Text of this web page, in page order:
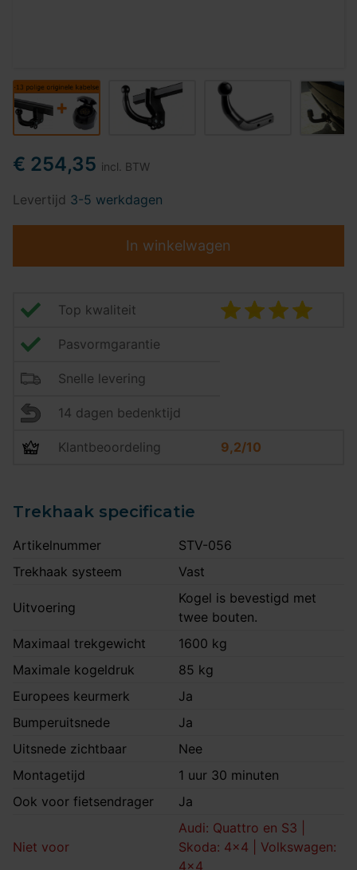
€ 254,35 incl. BTW
Levertijd 3-5 werkdagen
In winkelwagen
Top kwaliteit
Pasvormgarantie
Snelle levering
14 dagen bedenktijd
Klantbeoordeling 9,2/10
Trekhaak specificatie
Artikelnummer
STV-056
Trekhaak systeem
Vast
Uitvoering
Kogel is bevestigd met
twee bouten.
Maximaal trekgewicht
1600 kg
Maximale kogeldruk
85 kg
Europees keurmerk
Ja
Bumperuitsnede
Ja
Uitsnede zichtbaar
Nee
Montagetijd
1 uur 30 minuten
Ook voor fietsendrager
Ja
Niet voor
Audi: Quattro en S3 |
Skoda: 4x4 | Volkswagen:
4x4